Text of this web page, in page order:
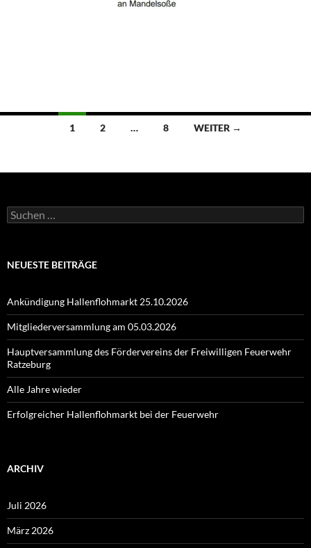
Beitragsnavigation
1 2 … 8 WEITER →
Suchen
nach:
NEUESTE BEITRÄGE
Ankündigung Hallenflohmarkt 25.10.2026
Mitgliederversammlung am 05.03.2026
Hauptversammlung des Fördervereins der Freiwilligen Feuerwehr
Ratzeburg
Alle Jahre wieder
Erfolgreicher Hallenflohmarkt bei der Feuerwehr
ARCHIV
Juli 2026
März 2026